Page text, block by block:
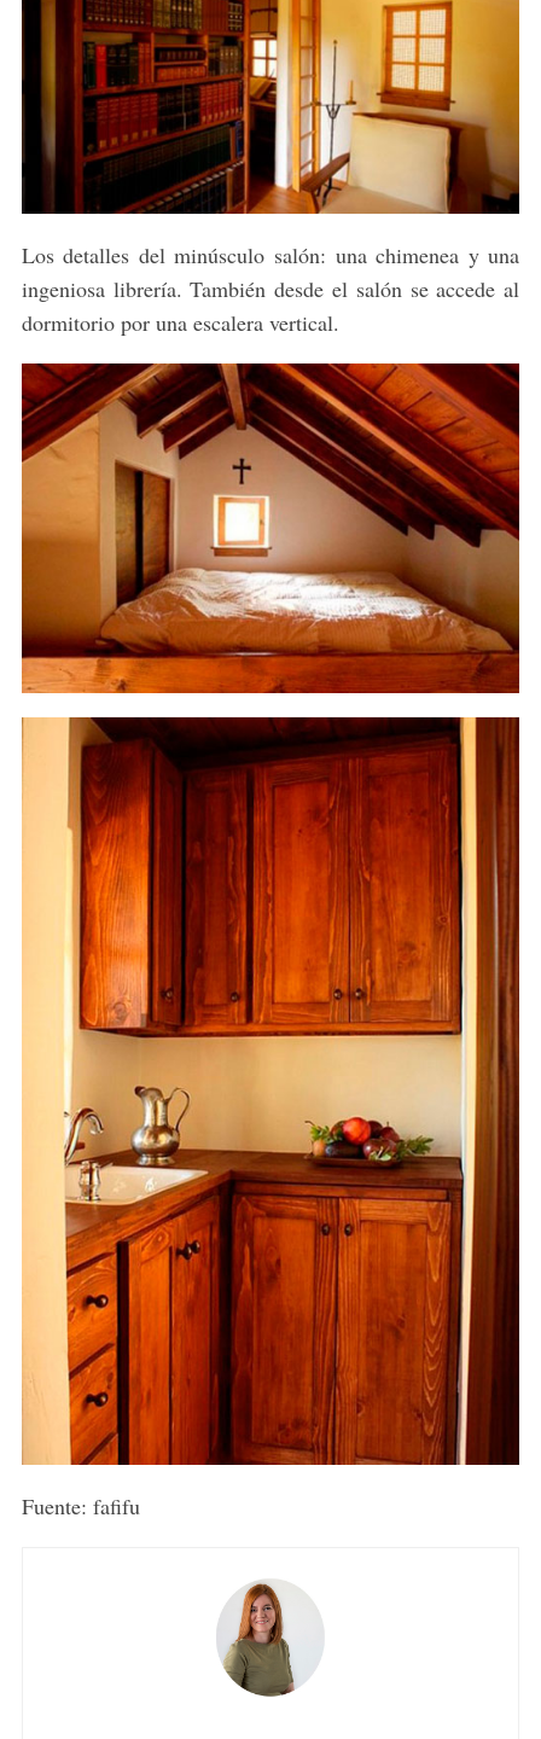
Los detalles del minúsculo salón: una chimenea y una
ingeniosa librería. También desde el salón se accede al
dormitorio por una escalera vertical.
Fuente: fafifu